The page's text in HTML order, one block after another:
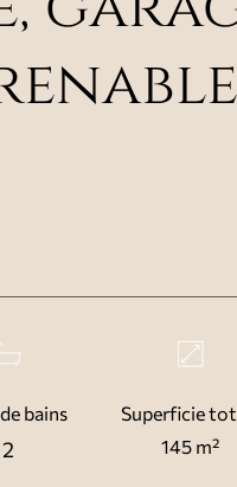
bains
2
Superficie
145 m²